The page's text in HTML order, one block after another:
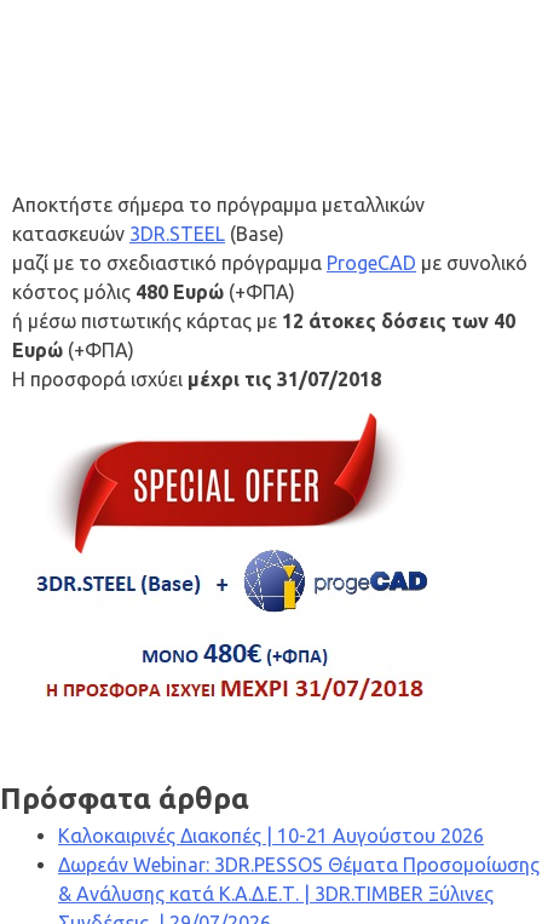
Αποκτήστε σήμερα το πρόγραμμα μεταλλικών
κατασκευών 3DR.STEEL (Base)
μαζί με το σχεδιαστικό πρόγραμμα ProgeCAD με συνολικό
κόστος μόλις 480 Ευρώ (+ΦΠΑ)
ή μέσω πιστωτικής κάρτας με 12 άτοκες δόσεις των 40
Ευρώ (+ΦΠΑ)
Η προσφορά ισχύει μέχρι τις 31/07/2018
Πρόσφατα άρθρα
Καλοκαιρινές Διακοπές | 10-21 Αυγούστου 2026
Δωρεάν Webinar: 3DR.PESSOS Θέματα Προσομοίωσης
& Ανάλυσης κατά Κ.Α.Δ.Ε.Τ. | 3DR.TIMBER Ξύλινες